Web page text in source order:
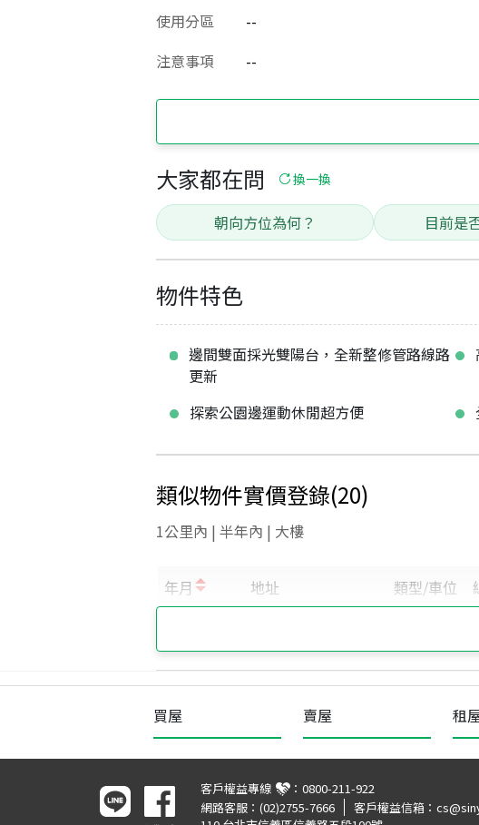
使用分區
--
注意事項
--
大家都在問 換一換
朝向方位為何？ 目前是
物件特色
邊間雙面採光雙陽台，全新整修管路線路
更新
探索公園邊運動休閒超方便
類似物件實價登錄(20)
1公里內 | 半年內 | 大樓
買屋 賣屋 租
客戶權益專線 ： 0800-211-922
網路客服： (02)2755-7666 客戶權益信箱：